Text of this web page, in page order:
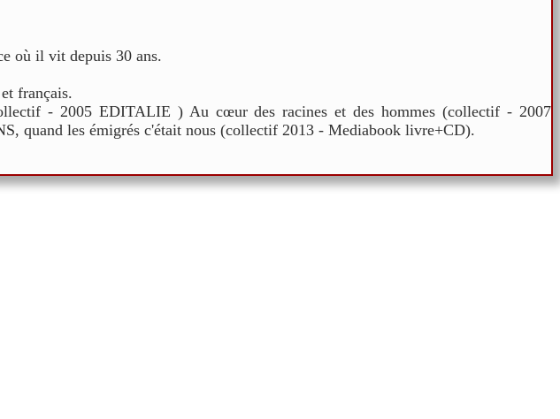
où il vit depuis 30 ans.
français.
- 2005 EDITALIE ) Au cœur des racines et des hommes (collectif - 2007
quand les émigrés c'était nous (collectif 2013 - Mediabook livre+CD).